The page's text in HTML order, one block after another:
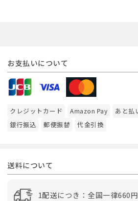
お支払いについて
クレジットカード Amazon Pay
あと払
銀行振込
郵便振替 代金引換
送料について
1配送につき：全国一律660円